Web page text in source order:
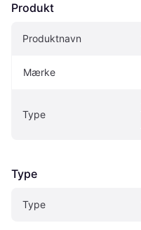
Produkt
Produktnavn
Mærke
Type
Type
Type